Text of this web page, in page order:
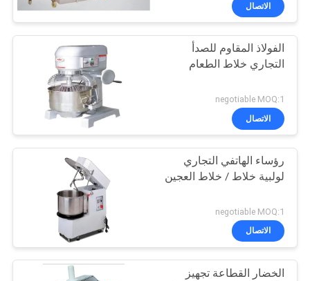
معدات بوفيه التجارية
42
التجاري ثلاجة التجميد
114
الاتصال
الفولاذ المقاوم للصدأ
التجاري خلاط الطعام
negotiable MOQ:1
الاتصال
رؤساء الهاتفي التجاري
لولبية خلاط / خلاط العجين
negotiable MOQ:1
الاتصال
الخضار القطاعة تجهيز